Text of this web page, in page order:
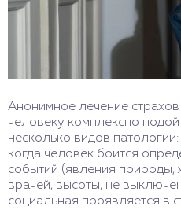
Анонимное лечение
человеку комплексно
несколько видов
когда человек боится
событий (явления природы,
врачей, высоты, не
социальная проявляется в